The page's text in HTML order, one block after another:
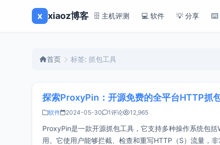
x xiaoz博客 🗄️ 主机评测 💻 软件 💡 分享 ⌨️
首页 标签: 抓包工具
探索ProxyPin：开源免费的全平台HTTP抓
软件 2024-05-30 1评论 12,965
ProxyPin是一款开源抓包工具，它支持多种操作系统包
用。它使用户能够拦截、检查和重写HTTP（S）流量，